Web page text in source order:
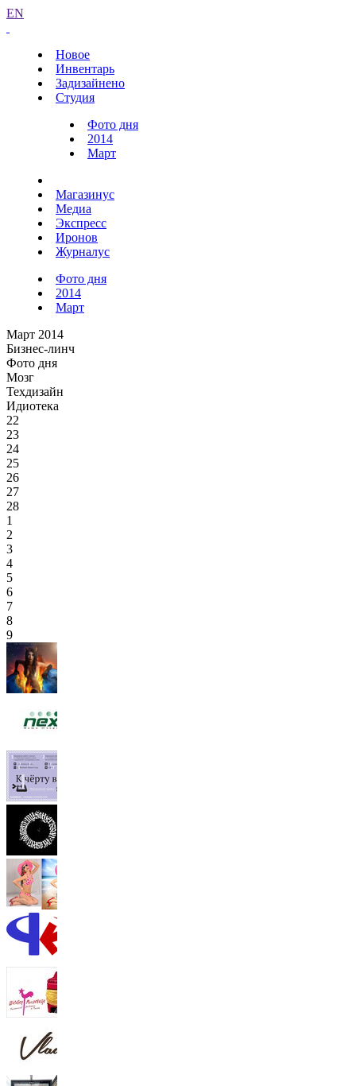
EN
Новое
Инвентарь
Задизайнено
Студия
Фото дня
2014
Март
Магазинус
Медиа
Экспресс
Иронов
Журналус
Фото дня
2014
Март
Март 2014
Бизнес-линч
Фото дня
Мозг
Техдизайн
Идиотека
22
23
24
25
26
27
28
1
2
3
4
5
6
7
8
9